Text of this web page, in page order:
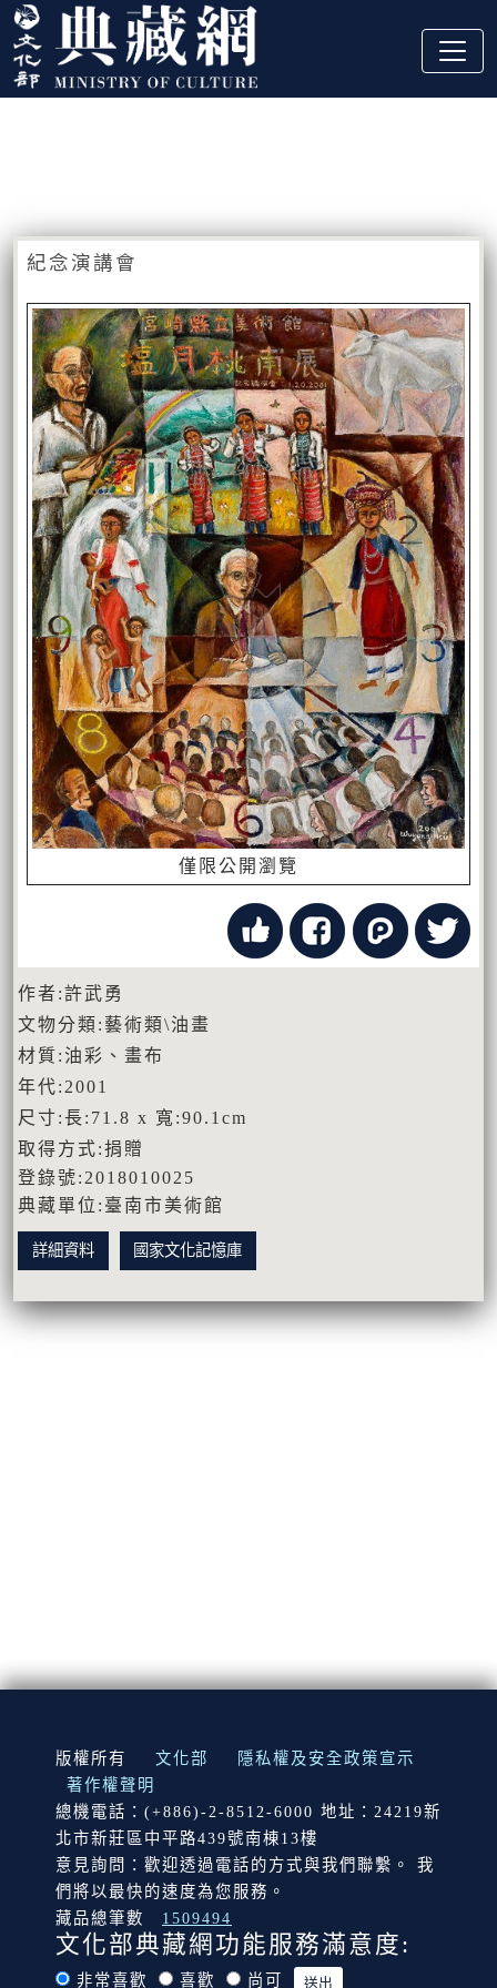
跳到主要內容
:::
紀念演講會
僅限公開瀏覽
作者:許武勇
文物分類:藝術類\油畫
材質:油彩、畫布
年代:2001
尺寸:長:71.8 x 寬:90.1cm
取得方式:捐贈
登錄號:2018010025
典藏單位:臺南市美術館
詳細資料 國家文化記憶庫
:::
版權所有 文化部
隱私權及安全政策宣示
著作權聲明
總機電話：(+886)-2-8512-6000 地址：24219新
北市新莊區中平路439號南棟13樓
意見詢問：歡迎透過電話的方式與我們聯繫。 我
們將以最快的速度為您服務。
藏品總筆數
1509494
文化部典藏網功能服務滿意度:
非常喜歡 喜歡 尚可